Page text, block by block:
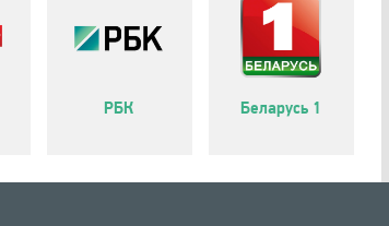
РБК Беларусь 1